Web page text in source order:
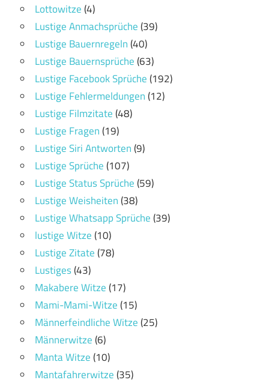
Lottowitze(4)
Lustige Anmachsprüche(39)
Lustige Bauernregeln(40)
Lustige Bauernsprüche(63)
Lustige Facebook Sprüche(192)
Lustige Fehlermeldungen(12)
Lustige Filmzitate(48)
Lustige Fragen(19)
Lustige Siri Antworten(9)
Lustige Sprüche(107)
Lustige Status Sprüche(59)
Lustige Weisheiten(38)
Lustige Whatsapp Sprüche(39)
lustige Witze(10)
Lustige Zitate(78)
Lustiges(43)
Makabere Witze(17)
Mami-Mami-Witze(15)
Männerfeindliche Witze(25)
Männerwitze(6)
Manta Witze(10)
Mantafahrerwitze(35)